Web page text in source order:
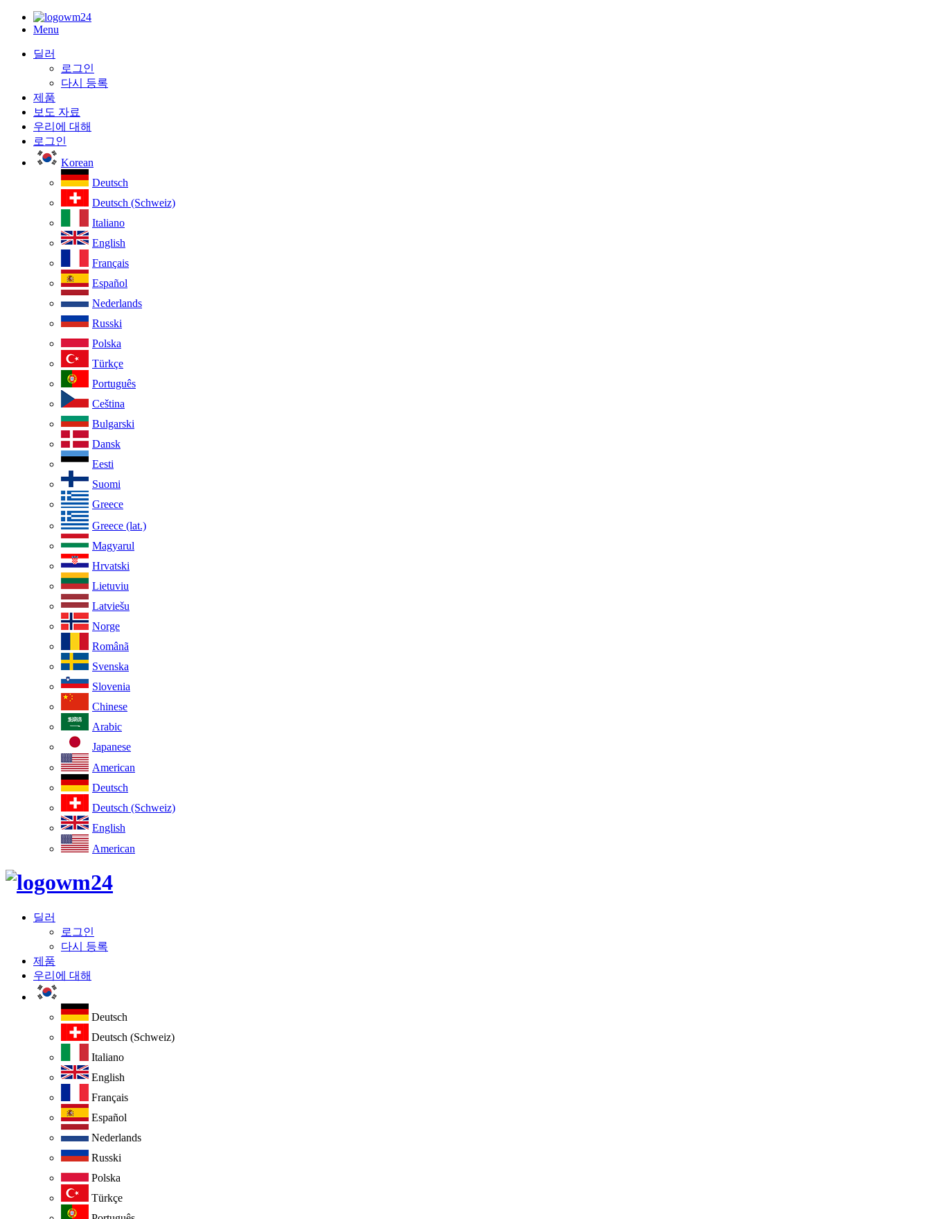
Menu
딜러
로그인
다시 등록
제품
보도 자료
우리에 대해
로그인
Korean
Deutsch
Deutsch (Schweiz)
Italiano
English
Français
Español
Nederlands
Russki
Polska
Türkçe
Português
Ceština
Bulgarski
Dansk
Eesti
Suomi
Greece
Greece (lat.)
Magyarul
Hrvatski
Lietuviu
Latviešu
Norge
Românã
Svenska
Slovenia
Chinese
Arabic
Japanese
American
Deutsch
Deutsch (Schweiz)
English
American
딜러
로그인
다시 등록
제품
우리에 대해
Deutsch
Deutsch (Schweiz)
Italiano
English
Français
Español
Nederlands
Russki
Polska
Türkçe